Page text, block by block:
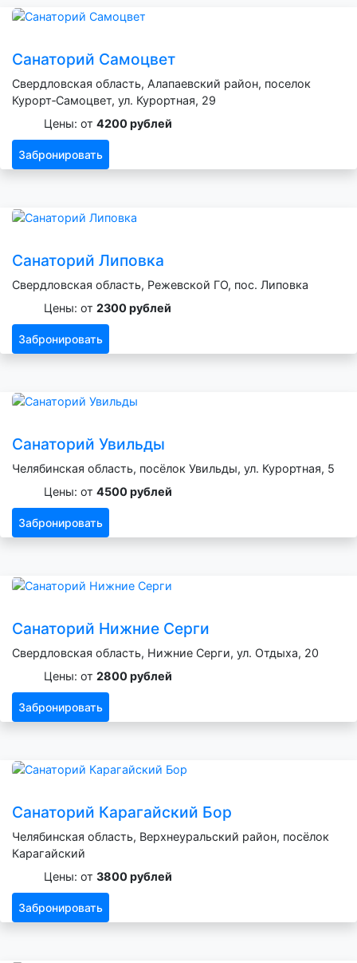
Санаторий Самоцвет
Свердловская область, Алапаевский район, поселок
Курорт‑Самоцвет, ул. Курортная, 29
Цены: от 4200 рублей
Забронировать
Санаторий Липовка
Свердловская область, Режевской ГО, пос. Липовка
Цены: от 2300 рублей
Забронировать
Санаторий Увильды
Челябинская область, посёлок Увильды, ул. Курортная, 5
Цены: от 4500 рублей
Забронировать
Санаторий Нижние Серги
Свердловская область, Нижние Серги, ул. Отдыха, 20
Цены: от 2800 рублей
Забронировать
Санаторий Карагайский Бор
Челябинская область, Верхнеуральский район, посёлок
Карагайский
Цены: от 3800 рублей
Забронировать